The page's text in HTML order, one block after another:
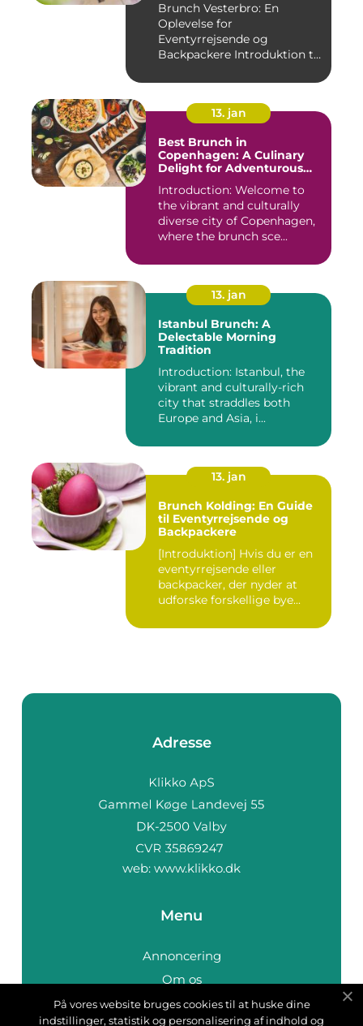
Brunch Vesterbro: En
Oplevelse for
Eventyrrejsende og
Backpackere Introduktion til
13. jan
Best Brunch in
Copenhagen: A Culinary
Delight for Adventurous
Introduction: Welcome to
the vibrant and culturally
diverse city of Copenhagen,
where the brunch sce...
13. jan
Istanbul Brunch: A
Delectable Morning
Tradition
Introduction: Istanbul, the
vibrant and culturally-rich
city that straddles both
Europe and Asia, i...
13. jan
Brunch Kolding: En Guide
til Eventyrrejsende og
Backpackere
[Introduktion] Hvis du er en
eventyrrejsende eller
backpacker, der nyder at
udforske forskellige bye...
Adresse
web: www.klikko.dk
Menu
Annoncering
Om os
Cookies
På vores website bruges cookies til at huske dine
indstillinger, statistik og personalisering af indhold og